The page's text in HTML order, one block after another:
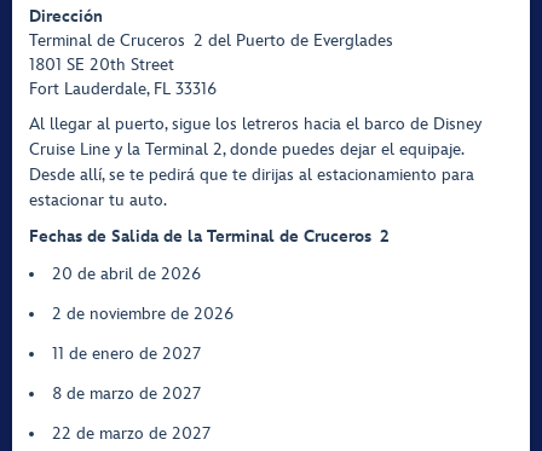
Dirección
Terminal de Cruceros 2 del Puerto de Everglades
1801 SE 20th Street
Fort Lauderdale, FL 33316
Al llegar al puerto, sigue los letreros hacia el barco de Disney
Cruise Line y la Terminal 2, donde puedes dejar el equipaje.
Desde allí, se te pedirá que te dirijas al estacionamiento para
estacionar tu auto.
Fechas de Salida de la Terminal de Cruceros 2
20 de abril de 2026
2 de noviembre de 2026
11 de enero de 2027
8 de marzo de 2027
22 de marzo de 2027